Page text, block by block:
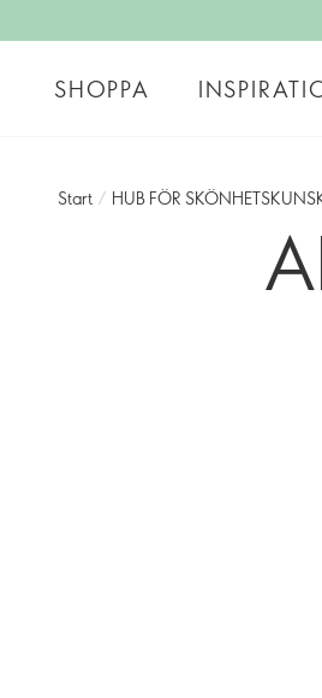
SHOPPA
Start / HUB FÖR